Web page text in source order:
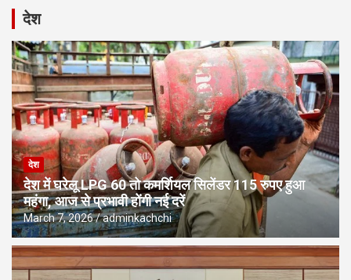
देश
देश
देश में घरेलू LPG 60 तो कमर्शियल सिलेंडर 115 रुपए हुआ
महंगा, आज से प्रभावी होंगी नई दरें
March 7, 2026 adminkachchi